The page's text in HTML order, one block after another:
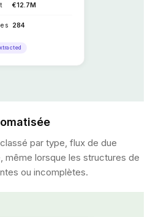
€12.7M
284
par type, flux de due
même lorsque les structures de
ou incomplètes.